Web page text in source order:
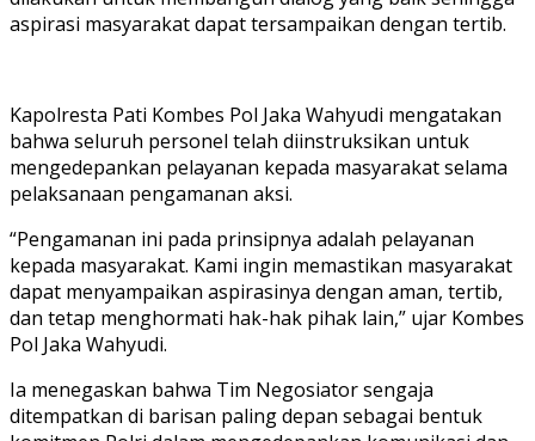
aspirasi masyarakat dapat tersampaikan dengan tertib.
Kapolresta Pati Kombes Pol Jaka Wahyudi mengatakan
bahwa seluruh personel telah diinstruksikan untuk
mengedepankan pelayanan kepada masyarakat selama
pelaksanaan pengamanan aksi.
“Pengamanan ini pada prinsipnya adalah pelayanan
kepada masyarakat. Kami ingin memastikan masyarakat
dapat menyampaikan aspirasinya dengan aman, tertib,
dan tetap menghormati hak-hak pihak lain,” ujar Kombes
Pol Jaka Wahyudi.
Ia menegaskan bahwa Tim Negosiator sengaja
ditempatkan di barisan paling depan sebagai bentuk